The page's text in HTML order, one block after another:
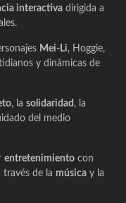
interactiva dirigida a
Mei-Li, Hoggie,
y dinámicas de
, la solidaridad , la
del medio
entretenimiento con
través de la música y la